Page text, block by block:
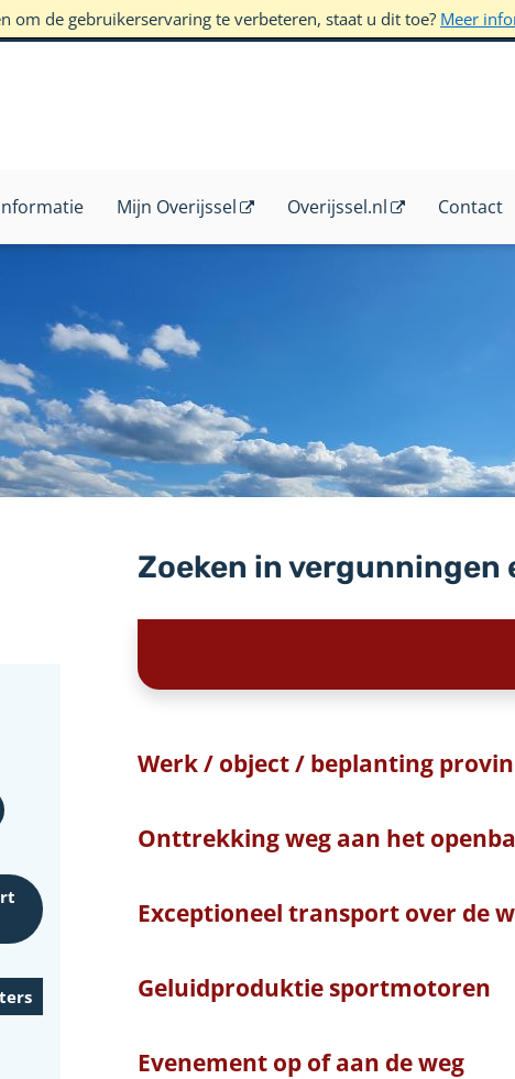
om de gebruikerservaring te verbeteren, staat u dit toe? Meer
Mijn Overijssel Overijssel.nl Contact
Zoeken in vergunningen
Werk / object / beplanting
Onttrekking weg aan het
Exceptioneel transport over de
Geluidproduktie sportmotoren
Evenement op of aan de weg